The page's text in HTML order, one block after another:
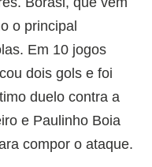
o principal
Em 10 jogos
dois gols e foi
duelo contra a
e Paulinho Boia
compor o ataque.